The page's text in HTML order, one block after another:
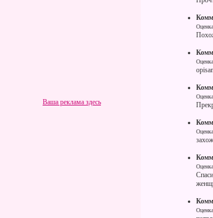
Ваша реклама здесь
Оценка
Оценка
Оценка
Оценка
Оценка
Оценка